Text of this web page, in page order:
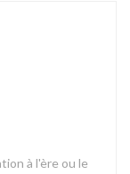
à l'ère ou le